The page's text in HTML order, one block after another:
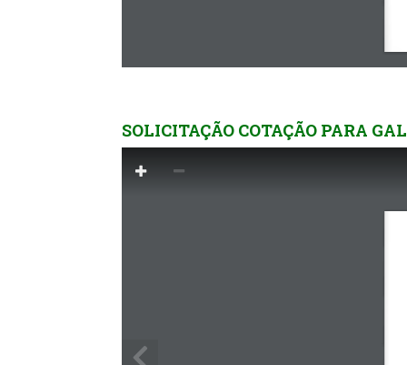
SOLICITAÇÃO COTAÇÃO PARA